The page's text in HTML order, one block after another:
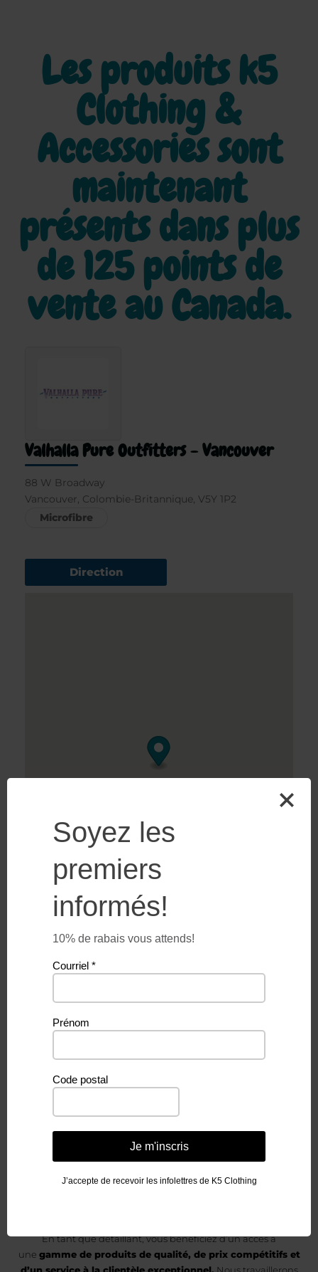
Les produits k5
Clothing &
Accessories sont
maintenant
présents dans plus
de125 points de
vente au Canada.
Valhalla Pure Outfitters - Vancouver
88 W Broadway
Vancouver, Colombie-Britannique, V5Y 1P2
Microfibre
Direction
Vous aimeriez
devenir un
détaillant
de K5 Clothing &
Accessories?
En tant que détaillant, vous bénéficiez d’un accès à
une gamme de produits de qualité, de prix compétitifs et
Soyez les
premiers
informés!
10% de rabais vous attends!
Courriel *
Prénom
Code postal
Je m'inscris
J’accepte de recevoir les infolettres de K5 Clothing